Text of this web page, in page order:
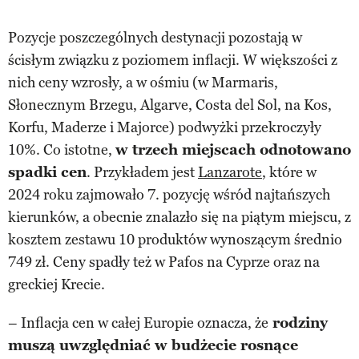
Pozycje poszczególnych destynacji pozostają w
ścisłym związku z poziomem inflacji. W większości z
nich ceny wzrosły, a w ośmiu (w Marmaris,
Słonecznym Brzegu, Algarve, Costa del Sol, na Kos,
Korfu, Maderze i Majorce) podwyżki przekroczyły
10%. Co istotne, w trzech miejscach odnotowano
spadki cen. Przykładem jest Lanzarote, które w
2024 roku zajmowało 7. pozycję wśród najtańszych
kierunków, a obecnie znalazło się na piątym miejscu, z
kosztem zestawu 10 produktów wynoszącym średnio
749 zł. Ceny spadły też w Pafos na Cyprze oraz na
greckiej Krecie.
– Inflacja cen w całej Europie oznacza, że rodziny
muszą uwzględniać w budżecie rosnące